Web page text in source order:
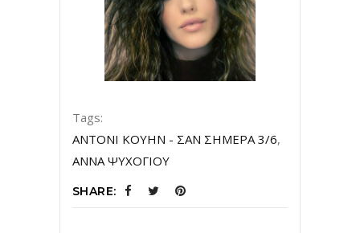
Tags:
ANTONI KOYHN - ΣΑΝ ΣΗΜΕΡΑ 3/6,
ΑΝΝΑ ΨΥΧΟΓΙΟΥ
SHARE: